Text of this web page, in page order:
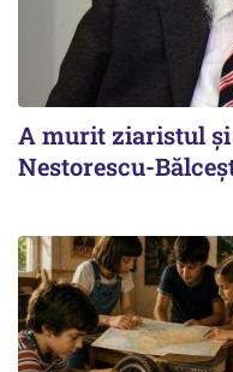
A murit ziaristul
Nestorescu-